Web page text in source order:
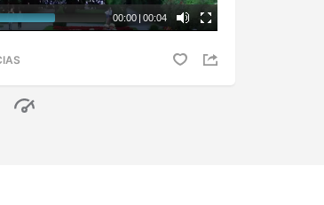
00:00 | 00:04